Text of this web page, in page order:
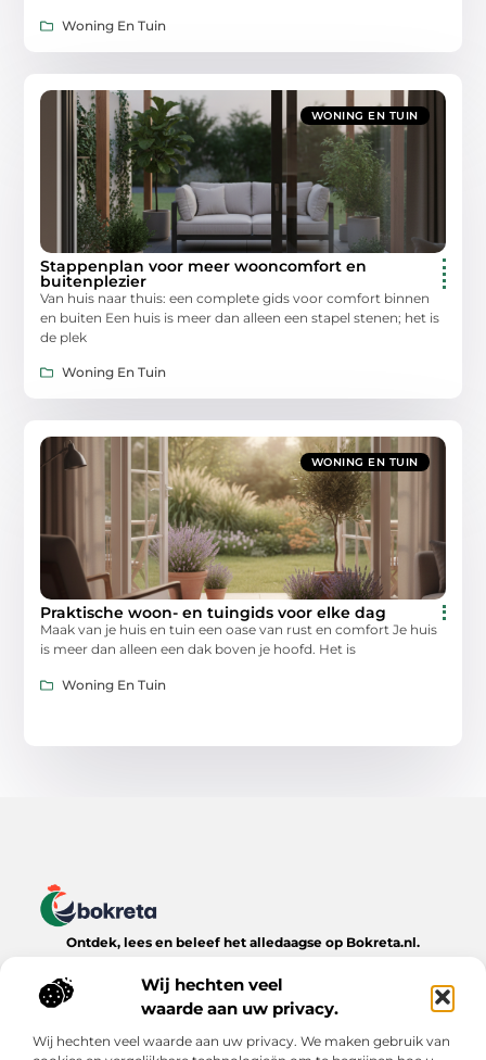
Wij hechten veel
waarde aan uw privacy.
Wij hechten veel waarde aan uw privacy. We maken gebruik van
Woning En Tuin
WONING EN TUIN
Stappenplan voor meer wooncomfort en
buitenplezier
Van huis naar thuis: een complete gids voor comfort binnen
en buiten Een huis is meer dan alleen een stapel stenen; het is
de plek
Woning En Tuin
WONING EN TUIN
Praktische woon- en tuingids voor elke dag
Maak van je huis en tuin een oase van rust en comfort Je huis
is meer dan alleen een dak boven je hoofd. Het is
Woning En Tuin
Ontdek, lees en beleef het alledaagse op Bokreta.nl.
boeiende verhalen over het dagelijks leven.